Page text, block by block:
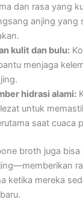
dan rasa yang
anjing yang
kulit dan bulu:
menjaga
hidrasi alami:
untuk
saat cuaca
broth juga
ketika mereka